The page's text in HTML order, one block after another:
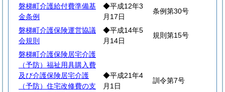
磐梯町介護給付費準備基
金条例
◆平成12年3
月17日
条例第30号
磐梯町介護保険運営協議
会規則
◆平成14年5
月14日
規則第15号
磐梯町介護保険居宅介護
（予防）福祉用具購入費
及び介護保険居宅介護
（予防）住宅改修費の支
◆平成21年4
月1日
訓令第7号